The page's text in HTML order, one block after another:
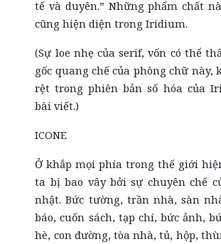
tế và duyên.” Những phẩm chất
cũng hiện diện trong Iridium.
(Sự loe nhẹ củaserif, vốn có thể
gốc quang chế của phông chữ này,
rệt trong phiên bản số hóa của
bài viết.)
ICONE
Ở khắp mọi phía trong thế giới
ta bị bao vây bởi sự chuyên chế
nhật. Bức tường, trần nhà, sàn
báo, cuốn sách, tạp chí, bức ảnh,
hè, con đường, tòa nhà, tủ, hộp,